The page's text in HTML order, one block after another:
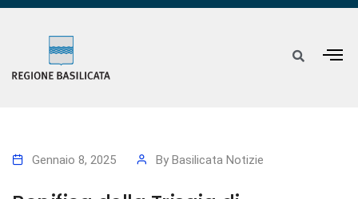
Gennaio 8, 2025 By Basilicata Notizie